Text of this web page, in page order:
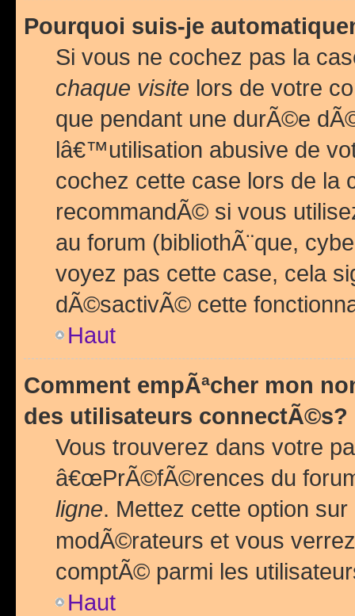
Pourquoi suis-je
Si vous ne cochez pas la
chaque visite lors de votre
que pendant une durÃ©e
lâ€™utilisation abusive de
cochez cette case lors de
recommandÃ© si vous
au forum (bibliothÃ¨que,
voyez pas cette case, cela
dÃ©sactivÃ© cette
Haut
Comment empÃªcher mon
des utilisateurs connectÃ©s?
Vous trouverez dans votre
â€œPrÃ©fÃ©rences du
ligne. Mettez cette option sur
modÃ©rateurs et vous
comptÃ© parmi les
Haut